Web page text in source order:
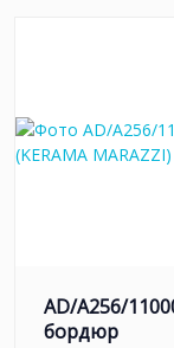
AD/A256/
бордюр